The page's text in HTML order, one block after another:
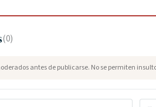
(0)
antes de publicarse. No se permiten